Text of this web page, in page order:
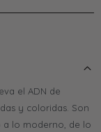
el ADN de
y coloridas. Son
a lo moderno, de lo